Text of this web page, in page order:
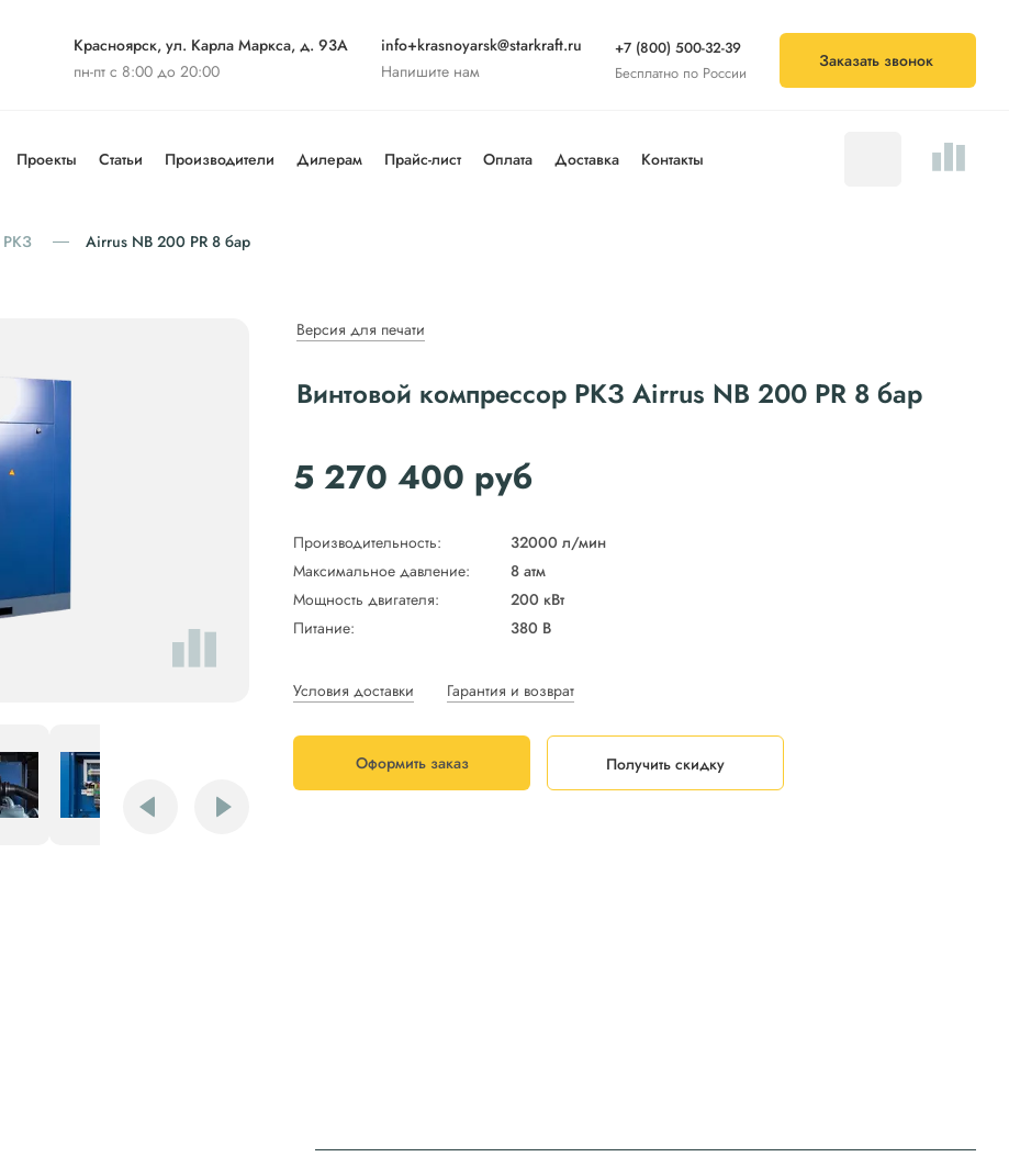
Красноярск, ул. Карла Маркса, д. 93А
пн-пт с 8:00 до 20:00
info+krasnoyarsk@starkraft.ru
Напишите нам
+7 (800) 500-32-39
Бесплатно по России
Заказать звонок
Проекты Статьи Производители Дилерам Прайс-лист Оплата Доставка Контакты
РКЗ Airrus NB 200 PR 8 бар
Версия для печати
Винтовой компрессор РКЗ Airrus NB 200 PR 8 бар
5 270 400 руб
Производительность:
32000 л/мин
Максимальное давление:
8 атм
Мощность двигателя:
200 кВт
Питание:
380 В
Условия доставки Гарантия и возврат
Оформить заказ Получить скидку